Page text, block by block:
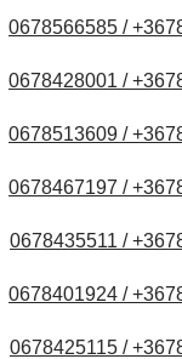
0678566585 /
0678428001 /
0678513609 /
0678467197 /
0678435511 /
0678401924 /
0678425115 /